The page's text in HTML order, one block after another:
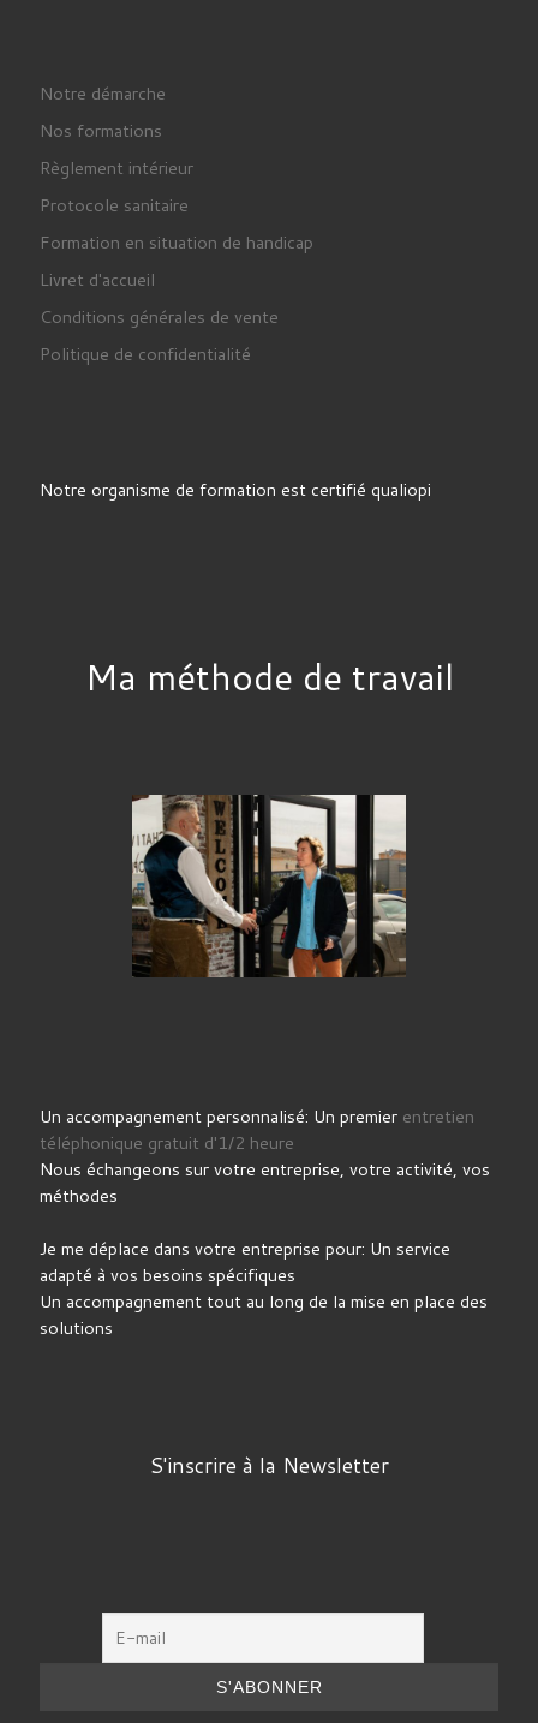
Notre démarche
Nos formations
Règlement intérieur
Protocole sanitaire
Formation en situation de handicap
Livret d'accueil
Conditions générales de vente
Politique de confidentialité
Notre organisme de formation est certifié qualiopi
Ma méthode de travail
Un accompagnement personnalisé: Un premier entretien
téléphonique gratuit d'1/2 heure
Nous échangeons sur votre entreprise, votre activité, vos
méthodes
Je me déplace dans votre entreprise pour: Un service
adapté à vos besoins spécifiques
Un accompagnement tout au long de la mise en place des
solutions
S'inscrire à la Newsletter